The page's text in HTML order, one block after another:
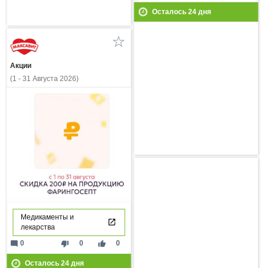
Осталось 24дня
Акции
(1 - 31 Августа 2026)
Медикаменты и
лекарства
thumb_down 0 thumb_up 0
mode_comment 0
Осталось 24дня